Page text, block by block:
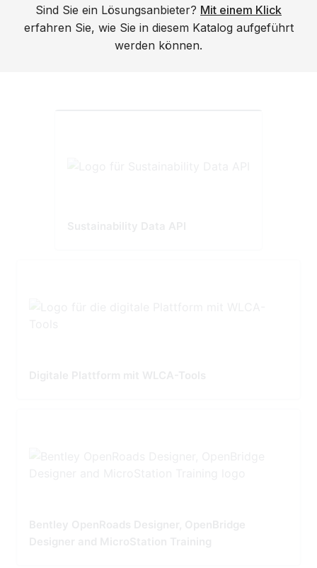
Sind Sie ein Lösungsanbieter? Mit einem Klick
erfahren Sie, wie Sie in diesem Katalog aufgeführt
werden können.